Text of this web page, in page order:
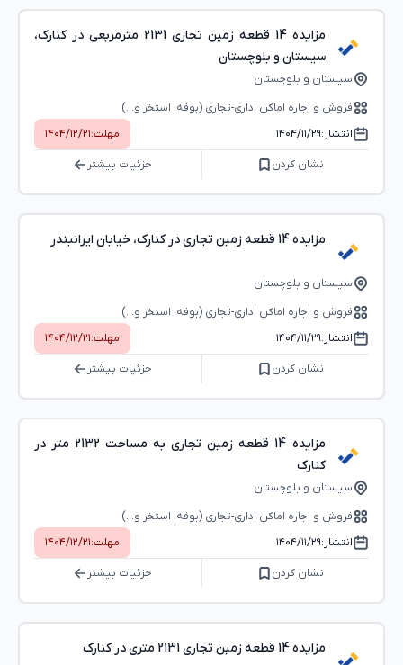
مزایده 14 قطعه زمین تجاری 2131 مترمربعی در کنارک،
سیستان و بلوچستان
سیستان و بلوچستان
فروش و اجاره اماکن اداری-تجاری (بوفه، استخر و...)
انتشار:۱۴۰۴/۱۱/۲۹ مهلت:۱۴۰۴/۱۲/۲۱
نشان کردن جزئیات بیشتر
مزایده 14 قطعه زمین تجاری در کنارک، خیابان ایرانبندر
سیستان و بلوچستان
فروش و اجاره اماکن اداری-تجاری (بوفه، استخر و...)
انتشار:۱۴۰۴/۱۱/۲۹ مهلت:۱۴۰۴/۱۲/۲۱
نشان کردن جزئیات بیشتر
مزایده 14 قطعه زمین تجاری به مساحت 2132 متر در
کنارک
سیستان و بلوچستان
فروش و اجاره اماکن اداری-تجاری (بوفه، استخر و...)
انتشار:۱۴۰۴/۱۱/۲۹ مهلت:۱۴۰۴/۱۲/۲۱
نشان کردن جزئیات بیشتر
مزایده 14 قطعه زمین تجاری 2131 متری در کنارک